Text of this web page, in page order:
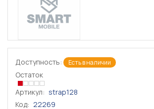
Доступность: Есть в наличии
Остаток
Артикул: strap128
Код: 22269